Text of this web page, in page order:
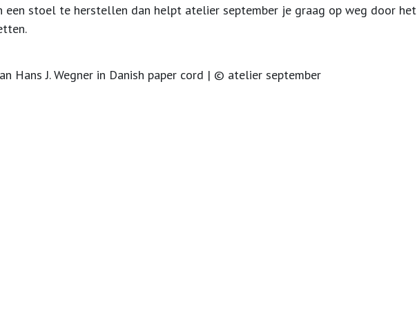
een stoel te herstellen dan helpt atelier september je graag op weg door het
Hans J. Wegner in Danish paper cord | © atelier september